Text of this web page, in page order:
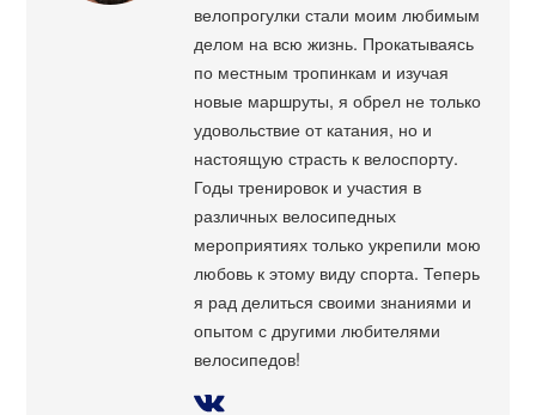
велопрогулки стали моим любимым
делом на всю жизнь. Прокатываясь
по местным тропинкам и изучая
новые маршруты, я обрел не только
удовольствие от катания, но и
настоящую страсть к велоспорту.
Годы тренировок и участия в
различных велосипедных
мероприятиях только укрепили мою
любовь к этому виду спорта. Теперь
я рад делиться своими знаниями и
опытом с другими любителями
велосипедов!